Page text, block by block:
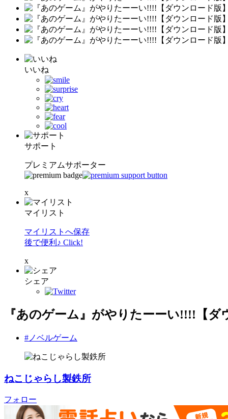
いいね
サポート
プレミアムサポーター
x
マイリスト
マイリストへ保存
後で便利♪ Click!
x
シェア
『あのゲーム』がやりたーーい!!!!【ダ
#ノベルゲーム
ねこじゃらし製鉄所
フォロー